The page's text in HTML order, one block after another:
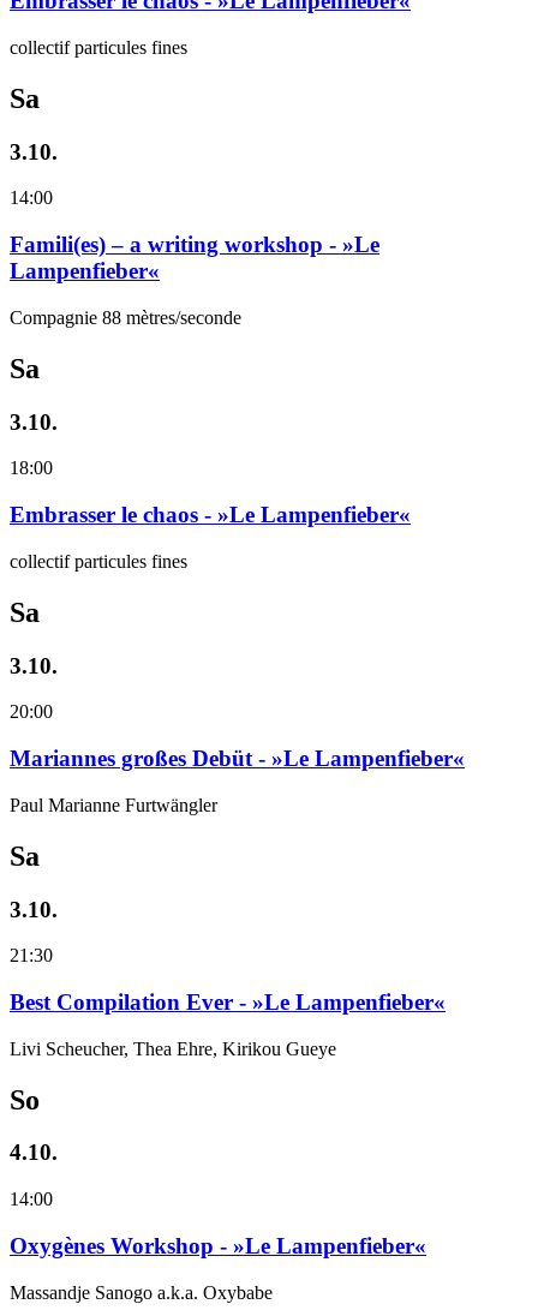
collectif particules fines
Sa
3.10.
14:00
Famili(es) – a writing workshop - »Le
Lampenfieber«
Compagnie 88 mètres/seconde
Sa
3.10.
18:00
Embrasser le chaos - »Le Lampenfieber«
collectif particules fines
Sa
3.10.
20:00
Mariannes großes Debüt - »Le Lampenfieber«
Paul Marianne Furtwängler
Sa
3.10.
21:30
Best Compilation Ever - »Le Lampenfieber«
Livi Scheucher, Thea Ehre, Kirikou Gueye
So
4.10.
14:00
Oxygènes Workshop - »Le Lampenfieber«
Massandje Sanogo a.k.a. Oxybabe